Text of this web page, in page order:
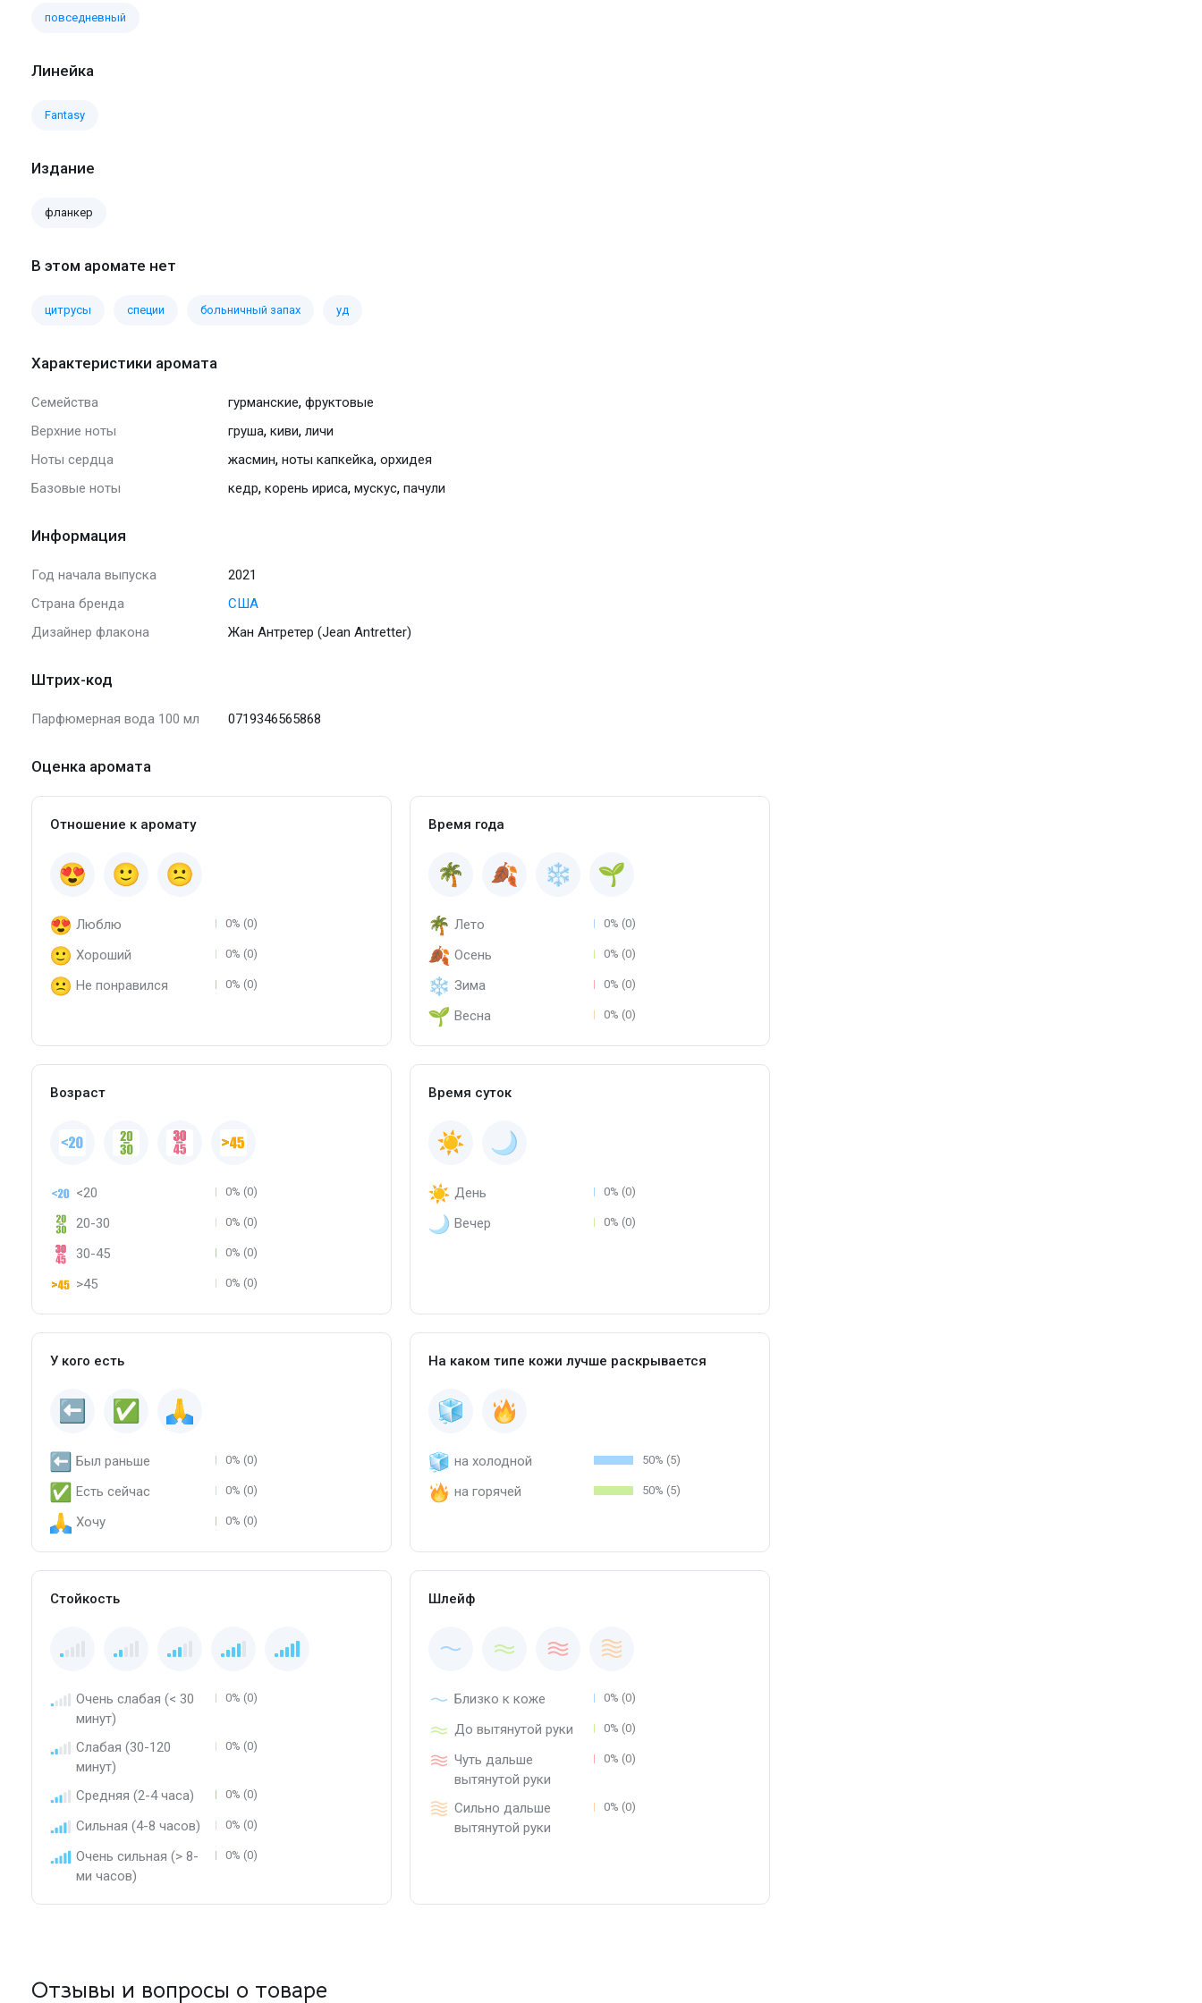
повседневный
Линейка
Fantasy
Издание
фланкер
В этом аромате нет
цитрусы специи больничный запах уд
Характеристики аромата
Семейства гурманские, фруктовые
Верхние ноты
груша, киви, личи
Ноты сердца
жасмин, ноты капкейка, орхидея
Базовые ноты
кедр, корень ириса, мускус, пачули
Информация
Год начала выпуска
2021
Страна бренда
США
Дизайнер флакона
Жан Антретер (Jean Antretter)
Штрих-код
Парфюмерная вода 100 мл 0719346565868
Оценка аромата
Отношение к аромату
Люблю 0% (0)
Хороший 0% (0)
Не понравился 0% (0)
Время года
Лето 0% (0)
Осень 0% (0)
Зима 0% (0)
Весна 0% (0)
Возраст
<20 0% (0)
20-30 0% (0)
30-45 0% (0)
>45 0% (0)
Время суток
День 0% (0)
Вечер 0% (0)
У кого есть
Был раньше 0% (0)
Есть сейчас 0% (0)
Хочу 0% (0)
На каком типе кожи лучше раскрывается
на холодной 50% (5)
на горячей 50% (5)
Стойкость
Очень слабая (< 30
минут)
0% (0)
Слабая (30-120
минут)
0% (0)
Средняя (2-4 часа) 0% (0)
Сильная (4-8 часов) 0% (0)
Очень сильная (> 8-
ми часов)
0% (0)
Шлейф
Близко к коже 0% (0)
До вытянутой руки 0% (0)
Чуть дальше
вытянутой руки
0% (0)
Сильно дальше
вытянутой руки
0% (0)
Отзывы и вопросы о товаре